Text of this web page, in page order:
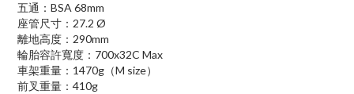
五通：BSA 68mm
座管尺寸：27.2 Ø
離地高度：290mm
輪胎容許寬度：700x32C Max
車架重量：1470g（M size）
前叉重量：410g